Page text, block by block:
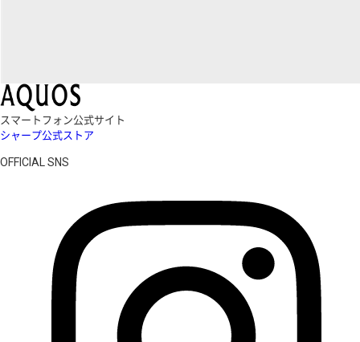
スマートフォン公式サイト
シャープ公式ストア
OFFICIAL SNS